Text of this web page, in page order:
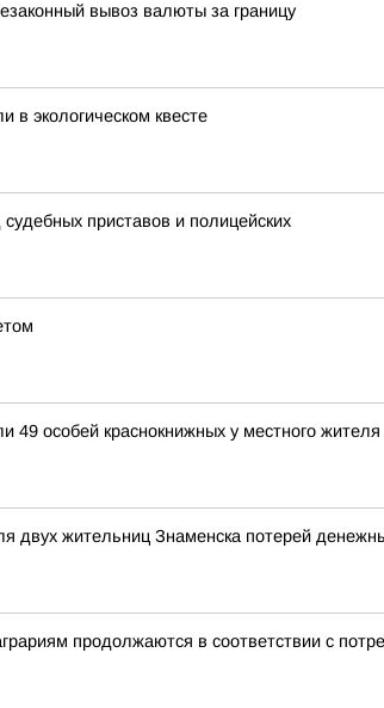
вывоз валюты за границу
в экологическом квесте
приставов и полицейских
49 особей краснокнижных у местного жителя
двух жительниц Знаменска потерей
продолжаются в соответствии с